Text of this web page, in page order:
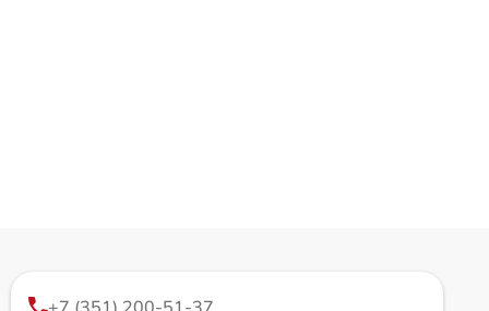
+7 (351) 200-51-37